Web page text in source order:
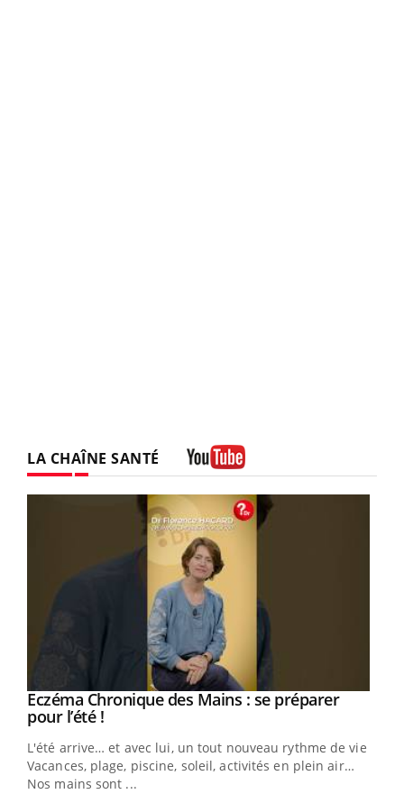
LA CHAÎNE SANTÉ
Youtube
Eczéma Chronique des Mains : se préparer
pour l’été !Youtube
L'été arrive… et avec lui, un tout nouveau rythme de vie !
Vacances, plage, piscine, soleil, activités en plein air…
Nos mains sont ...